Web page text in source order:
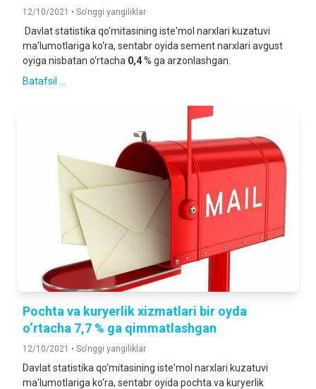
12/10/2021 • So'nggi yangiliklar
Davlat statistika qo‘mitasining iste'mol narxlari kuzatuvi
ma'lumotlariga ko‘ra, sentabr oyida sement narxlari avgust
oyiga nisbatan o‘rtacha 0,4% ga arzonlashgan.
Batafsil ...
Pochta va kuryerlik xizmatlari bir oyda
o‘rtacha 7,7 % ga qimmatlashgan
12/10/2021 • So'nggi yangiliklar
Davlat statistika qo‘mitasining iste'mol narxlari kuzatuvi
ma'lumotlariga ko‘ra, sentabr oyida pochta va kuryerlik